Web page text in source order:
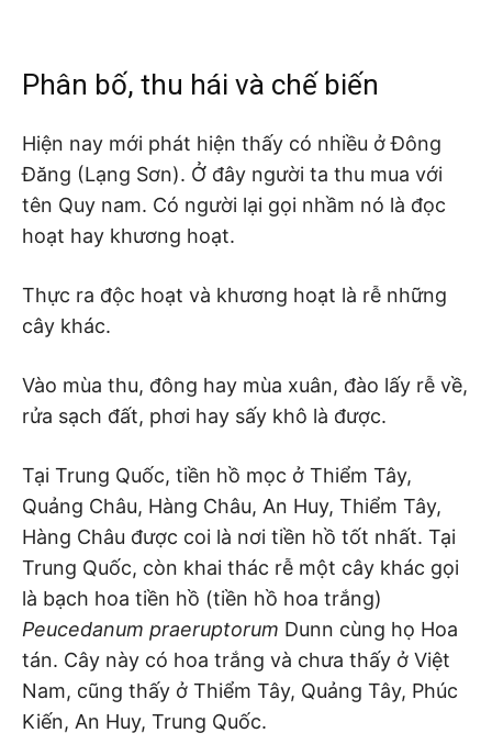
Phân bố, thu hái và chế biến
Hiện nay mới phát hiện thấy có nhiều ở Đông
Đăng (Lạng Sơn). Ở đây người ta thu mua với
tên Quy nam. Có người lại gọi nhầm nó là đọc
hoạt hay khương hoạt.
Thực ra độc hoạt và khương hoạt là rễ những
cây khác.
Vào mùa thu, đông hay mùa xuân, đào lấy rễ về,
rửa sạch đất, phơi hay sấy khô là được.
Tại Trung Quốc, tiền hồ mọc ở Thiểm Tây,
Quảng Châu, Hàng Châu, An Huy, Thiểm Tây,
Hàng Châu được coi là nơi tiền hồ tốt nhất. Tại
Trung Quốc, còn khai thác rễ một cây khác gọi
là bạch hoa tiền hồ (tiền hồ hoa trắng)
Peucedanum praeruptorum Dunn cùng họ Hoa
tán. Cây này có hoa trắng và chưa thấy ở Việt
Nam, cũng thấy ở Thiểm Tây, Quảng Tây, Phúc
Kiến, An Huy, Trung Quốc.